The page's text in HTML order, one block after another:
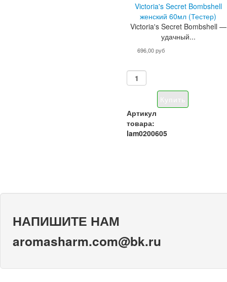
Victoria's Secret Bombshell
женский 60мл (Тестер)
Victoria's Secret Bombshell —
удачный...
696,00 руб
Артикул
товара:
lam0200605
НАПИШИТЕ НАМ
aromasharm.com@bk.ru